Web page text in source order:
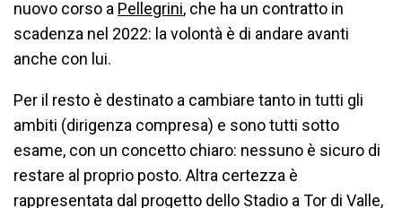
nuovo corso a Pellegrini, che ha un contratto in
scadenza nel 2022: la volontà è di andare avanti
anche con lui.
Per il resto è destinato a cambiare tanto in tutti gli
ambiti (dirigenza compresa) e sono tutti sotto
esame, con un concetto chiaro: nessuno è sicuro di
restare al proprio posto. Altra certezza è
rappresentata dal progetto dello Stadio a Tor di Valle,